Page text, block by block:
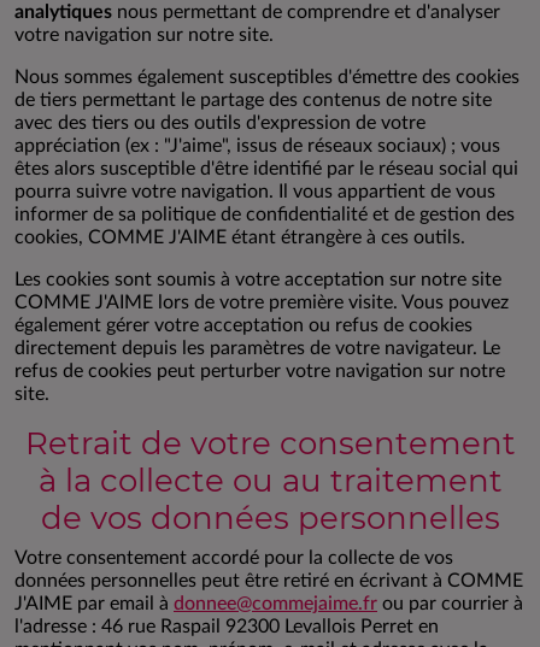
analytiques nous permettant de comprendre et d'analyser
votre navigation sur notre site.
Nous sommes également susceptibles d'émettre des cookies
de tiers permettant le partage des contenus de notre site
avec des tiers ou des outils d'expression de votre
appréciation (ex : "J'aime", issus de réseaux sociaux) ; vous
êtes alors susceptible d'être identifié par le réseau social qui
pourra suivre votre navigation. Il vous appartient de vous
informer de sa politique de confidentialité et de gestion des
cookies, COMME J'AIME étant étrangère à ces outils.
Les cookies sont soumis à votre acceptation sur notre site
COMME J'AIME lors de votre première visite. Vous pouvez
également gérer votre acceptation ou refus de cookies
directement depuis les paramètres de votre navigateur. Le
refus de cookies peut perturber votre navigation sur notre
site.
Retrait de votre consentement
à la collecte ou au traitement
de vos données personnelles
Votre consentement accordé pour la collecte de vos
données personnelles peut être retiré en écrivant à COMME
J'AIME par email à donnee@commejaime.fr ou par courrier à
l'adresse : 46 rue Raspail 92300 Levallois Perret en